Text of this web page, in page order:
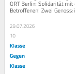
ORT Berlin: Solidarität mit
Betroffenen! Zwei
letzte...
29.07.2026
10
Klasse
Gegen
Klasse